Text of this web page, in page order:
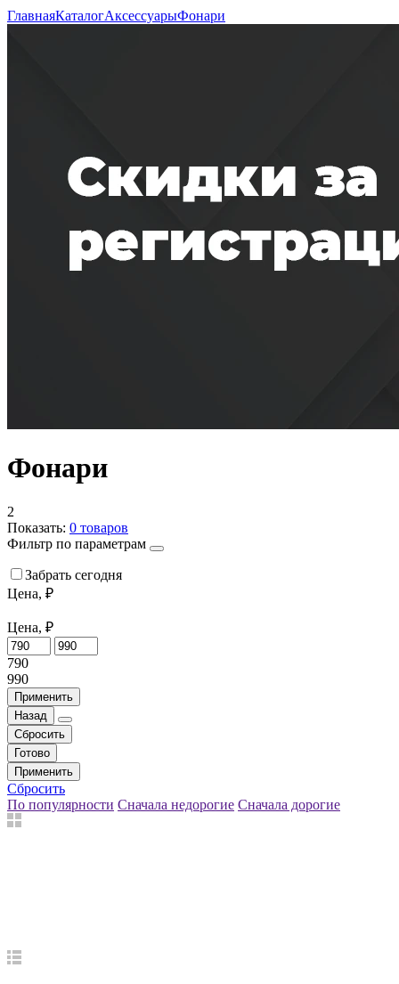
ГлавнаяКаталогАксессуарыФонари
Фонари
2
Показать: 0 товаров
Фильтр по параметрам
Забрать сегодня
Цена, ₽
Цена, ₽
790
990
Применить
Назад
Сбросить
Готово
Применить
Сбросить
По популярности Сначала недорогие Сначала дорогие